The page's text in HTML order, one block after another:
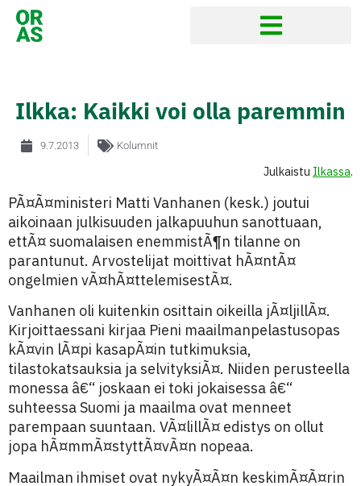
Ilkka: Kaikki voi olla paremmin
9.7.2013 Kolumnit
Julkaistu Ilkassa.
PÃ¤Ã¤ministeri Matti Vanhanen (kesk.) joutui
aikoinaan julkisuuden jalkapuuhun sanottuaan,
ettÃ¤ suomalaisen enemmistÃ¶n tilanne on
parantunut. Arvostelijat moittivat hÃ¤ntÃ¤
ongelmien vÃ¤hÃ¤ttelemisestÃ¤.
Vanhanen oli kuitenkin osittain oikeilla jÃ¤ljillÃ¤.
Kirjoittaessani kirjaa Pieni maailmanpelastusopas
kÃ¤vin lÃ¤pi kasapÃ¤in tutkimuksia,
tilastokatsauksia ja selvityksiÃ¤. Niiden perusteella
monessa â€“ joskaan ei toki jokaisessa â€“
suhteessa Suomi ja maailma ovat menneet
parempaan suuntaan. VÃ¤lillÃ¤ edistys on ollut
jopa hÃ¤mmÃ¤styttÃ¤vÃ¤n nopeaa.
Maailman ihmiset ovat nykyÃ¤Ã¤n keskimÃ¤Ã¤rin